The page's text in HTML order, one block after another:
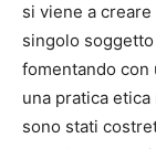
si viene a
singolo
fomentando
una pratica
sono stati